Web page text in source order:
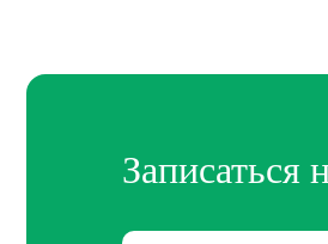
Записаться